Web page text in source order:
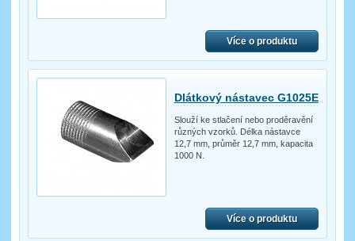
Více o produktu
Dlátkový nástavec G1025E
Slouží ke stlačení nebo proděravění
různých vzorků. Délka nástavce
12,7 mm, průměr 12,7 mm, kapacita
1000 N.
Více o produktu